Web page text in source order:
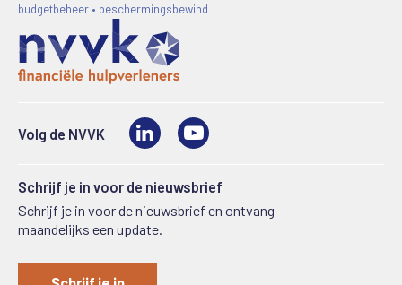
budgetbeheer • beschermingsbewind
Volg de NVVK LinkedIn
Schrijf je in voor de nieuwsbrief
Schrijf je in voor de nieuwsbrief en ontvang
maandelijks een update.